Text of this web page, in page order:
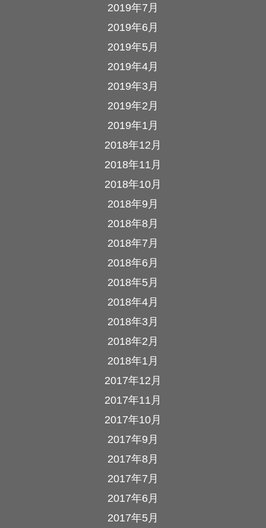
2019年7月
2019年6月
2019年5月
2019年4月
2019年3月
2019年2月
2019年1月
2018年12月
2018年11月
2018年10月
2018年9月
2018年8月
2018年7月
2018年6月
2018年5月
2018年4月
2018年3月
2018年2月
2018年1月
2017年12月
2017年11月
2017年10月
2017年9月
2017年8月
2017年7月
2017年6月
2017年5月